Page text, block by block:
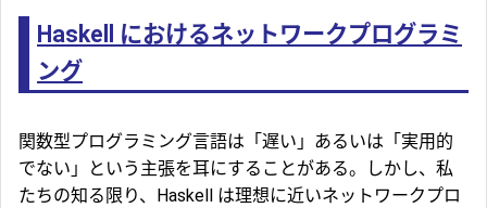
Haskell におけるネットワークプログラミ
ング
関数型プログラミング言語は「遅い」あるいは「実用的
でない」という主張を耳にすることがある。しかし、私
たちの知る限り、Haskell は理想に近いネットワークプロ